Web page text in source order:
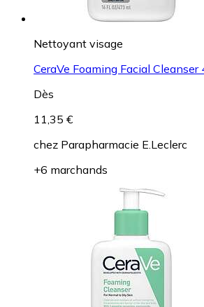
Nettoyant visage
CeraVe Foaming Facial Cleanser
Dès
11,35 €
chez Parapharmacie E.Leclerc
+6 marchands